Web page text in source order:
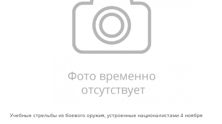
Учебные стрельбы из боевого оружия, устроенные националистами 4 ноября